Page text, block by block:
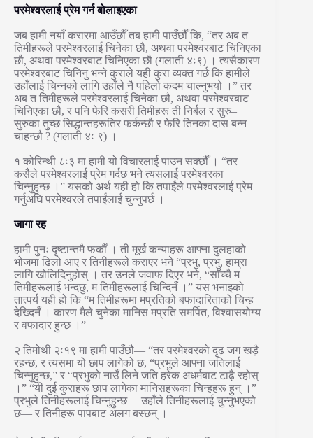
परमेश्वरलाई प्रेम गर्न बोलाइएका
जब हामी नयाँ करारमा आउँछौँ तब हामी पाउँछौँ कि, “तर अब त
तिमीहरूले परमेश्वरलाई चिनेका छौ, अथवा परमेश्वरबाट चिनिएका
छौ, अथवा परमेश्वरबाट चिनिएका छौ (गलाती ४ः९) । त्यसैकारण
परमेश्वरबाट चिनिनु भन्ने कुराले यही कुरा व्यक्त गर्छ कि हामीले
उहाँलाई चिन्नको लागि उहाँले नै पहिलो कदम चाल्नुभयो ।” तर
अब त तिमीहरूले परमेश्वरलाई चिनेका छौ, अथवा परमेश्वरबाट
चिनिएका छौ, र पनि फेरि कसरी तिमीहरू ती निर्बल र सुरु–
सुरुका तुच्छ सिद्धान्तहरूतिर फर्कन्छौ र फेरि तिनका दास बन्न
चाहन्छौ ? (गलाती ४ः ९) ।
१ कोरिन्थी ८ः३ मा हामी यो विचारलाई पाउन सक्छौँ । “तर
कसैले परमेश्वरलाई प्रेम गर्दछ भने त्यसलाई परमेश्वरका
चिन्नुहुन्छ ।” यसको अर्थ यही हो कि तपाईंले परमेश्वरलाई प्रेम
गर्नुअघि परमेश्वरले तपाईंलाई चुन्नुपर्छ ।
जागा रह
हामी पुनः दृष्टान्तमै फर्कौँ । ती मूर्ख कन्याहरू आफ्ना दुलहाको
भोजमा ढिलो आए र तिनीहरूले कराएर भने “प्रभु, प्रभु, हाम्रा
लागि खोलिदिनुहोस् । तर उनले जवाफ दिएर भने, “साँच्चै म
तिमीहरूलाई भन्दछु, म तिमीहरूलाई चिन्दिनँ ।” यस भनाइको
तात्पर्य यही हो कि “म तिमीहरूमा मप्रतिको बफादारिताको चिन्ह
देख्दिनँ । कारण मैले चुनेका मानिस मप्रति समर्पित, विश्वासयोग्य
र वफादार हुन्छ ।”
२ तिमोथी २ः१९ मा हामी पाउँछौ— “तर परमेश्वरको दृढ़ जग खड़ै
रहन्छ, र त्यसमा यो छाप लागेको छ, “प्रभुले आफ्ना जतिलाई
चिन्नुहुन्छ,” र “प्रभुको नाउँ लिने जति हरेक अधर्मबाट टाढ़ै रहोस्
।” “यी दुई कुराहरू छाप लागेका मानिसहरूका चिन्हहरू हुन् ।”
प्रभुले तिनीहरूलाई चिन्नुहुन्छ— उहाँले तिनीहरूलाई चुन्नुभएको
छ— र तिनीहरू पापबाट अलग बस्छन् ।